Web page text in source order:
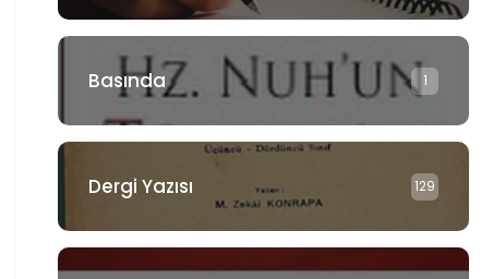
Basında 1
Dergi Yazısı 129